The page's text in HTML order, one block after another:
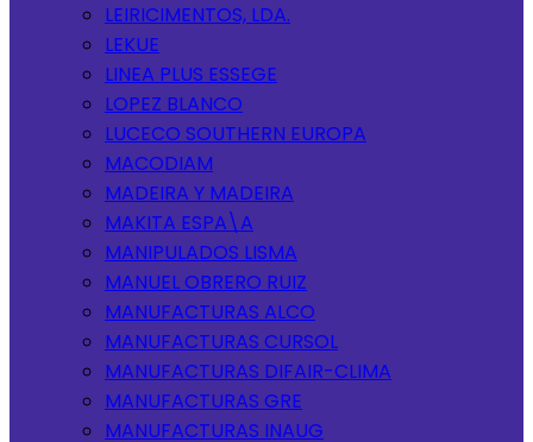
LEIRICIMENTOS, LDA.
LEKUE
LINEA PLUS ESSEGE
LOPEZ BLANCO
LUCECO SOUTHERN EUROPA
MACODIAM
MADEIRA Y MADEIRA
MAKITA ESPA\A
MANIPULADOS LISMA
MANUEL OBRERO RUIZ
MANUFACTURAS ALCO
MANUFACTURAS CURSOL
MANUFACTURAS DIFAIR-CLIMA
MANUFACTURAS GRE
MANUFACTURAS INAUG